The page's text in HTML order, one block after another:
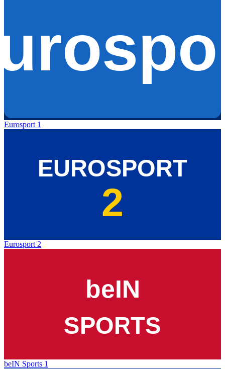
Eurosport 1
Eurosport 2
beIN Sports 1